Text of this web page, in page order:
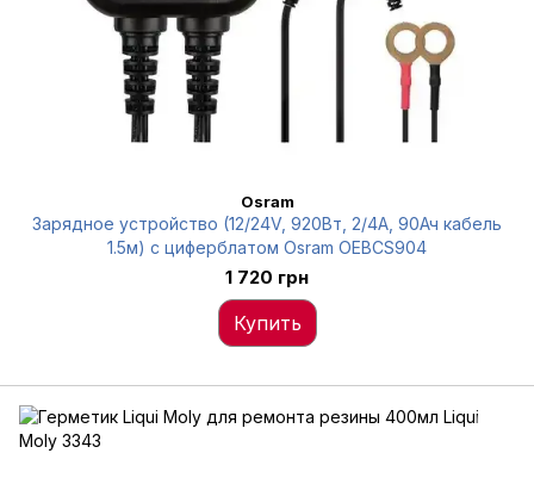
Osram
Зарядное устройство (12/24V, 920Вт, 2/4А, 90Ач кабель
1.5м) с циферблатом Osram OEBCS904
1 720 грн
Купить